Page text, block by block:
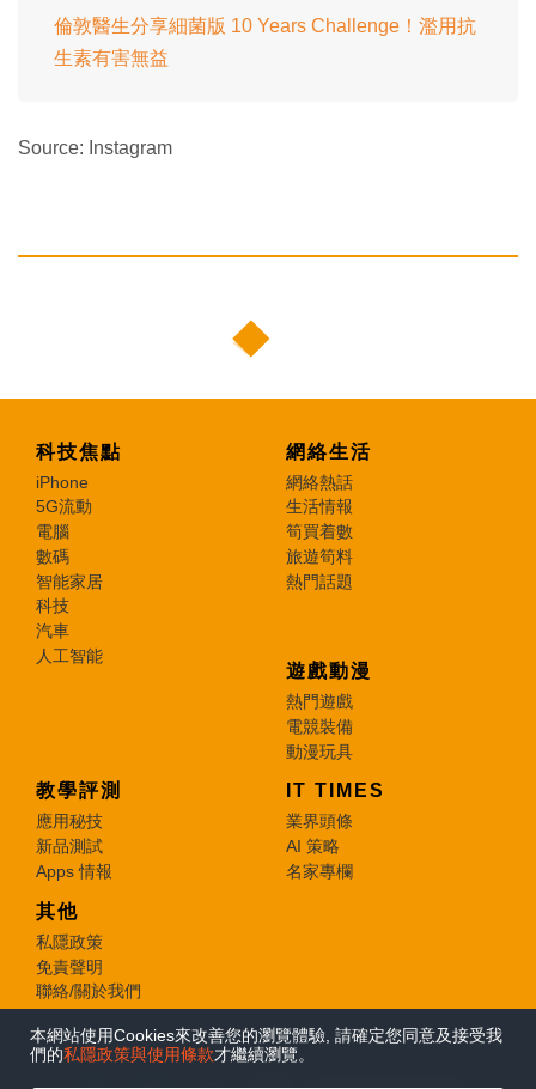
倫敦醫生分享細菌版 10 Years Challenge！濫用抗
生素有害無益
Source: Instagram
科技焦點
iPhone
5G流動
電腦
數碼
智能家居
科技
汽車
人工智能
網絡生活
網絡熱話
生活情報
筍買着數
旅遊筍料
熱門話題
遊戲動漫
熱門遊戲
電競裝備
動漫玩具
教學評測
應用秘技
新品測試
Apps 情報
IT TIMES
業界頭條
AI 策略
名家專欄
其他
私隱政策
免責聲明
聯絡/關於我們
© 2026 e-zone. All Rights Reserved.
本網站使用Cookies來改善您的瀏覽體驗, 請確定您同意及接受我
們的私隱政策與使用條款才繼續瀏覽。